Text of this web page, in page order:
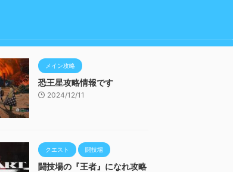
メイン攻略
恐王星攻略情報です
2024/12/11
クエスト 闘技場
闘技場の『王者』になれ攻略